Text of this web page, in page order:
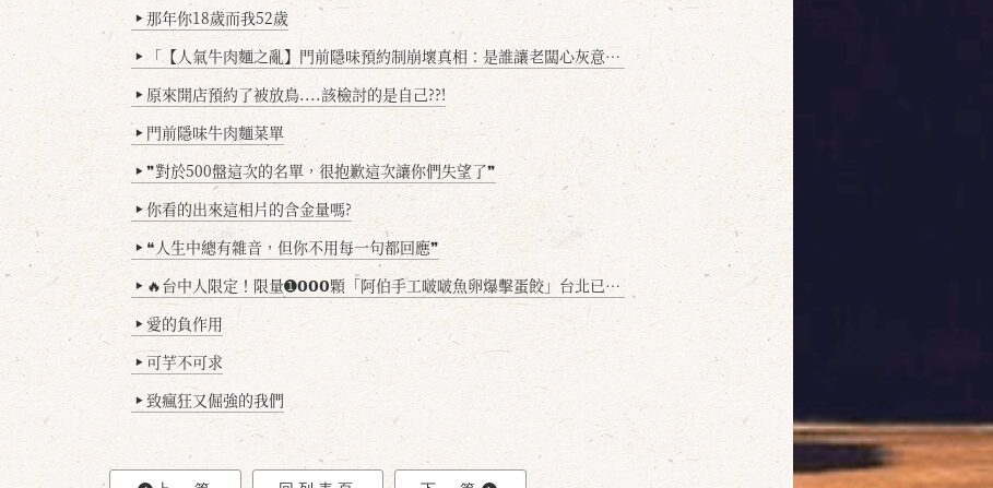
▶ 那年你18歲而我52歲
▶ 「【人氣牛肉麵之亂】門前隱味預約制崩壞真相：是誰讓老闆心灰意冷？」
▶ 原來開店預約了被放鳥....該檢討的是自己??!
▶ 門前隱味牛肉麵菜單
▶ ❞對於500盤這次的名單，很抱歉這次讓你們失望了❞
▶ 你看的出來這相片的含金量嗎?
▶ ❝人生中總有雜音，但你不用每一句都回應❞
▶ 🔥台中人限定！限量➊𝟬𝟬𝟬顆「阿伯手工啵啵魚卵爆擊蛋餃」台北已被搶爆2萬顆，最後名額門前隱味只留給你！🥟💥
▶ 愛的負作用
▶ 可芋不可求
▶ 致瘋狂又倔強的我們